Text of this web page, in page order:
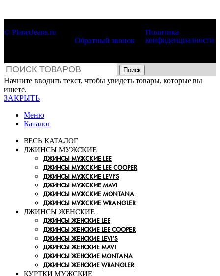
© PlanetJeans.ru
Обратный звонок
Политика
конфиденциалности
Поиск
Начните вводить текст, чтобы увидеть товары, которые вы
ищете.
ЗАКРЫТЬ
Меню
Каталог
ВЕСЬ КАТАЛОГ
ДЖИНСЫ МУЖСКИЕ
ДЖИНСЫ МУЖСКИЕ LEE
ДЖИНСЫ МУЖСКИЕ LEE COOPER
ДЖИНСЫ МУЖСКИЕ LEVI’S
ДЖИНСЫ МУЖСКИЕ MAVI
ДЖИНСЫ МУЖСКИЕ MONTANA
ДЖИНСЫ МУЖСКИЕ WRANGLER
ДЖИНСЫ ЖЕНСКИЕ
ДЖИНСЫ ЖЕНСКИЕ LEE
ДЖИНСЫ ЖЕНСКИЕ LEE COOPER
ДЖИНСЫ ЖЕНСКИЕ LEVI’S
ДЖИНСЫ ЖЕНСКИЕ MAVI
ДЖИНСЫ ЖЕНСКИЕ MONTANA
ДЖИНСЫ ЖЕНСКИЕ WRANGLER
КУРТКИ МУЖСКИЕ